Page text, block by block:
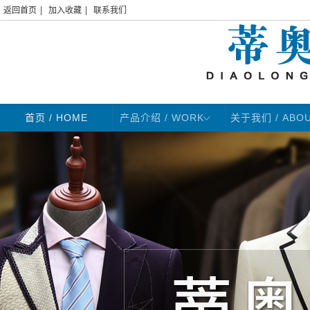
返回首页 加入收藏 联系我们
首页 / HOME 产品介绍 / WORK 关于我们 /